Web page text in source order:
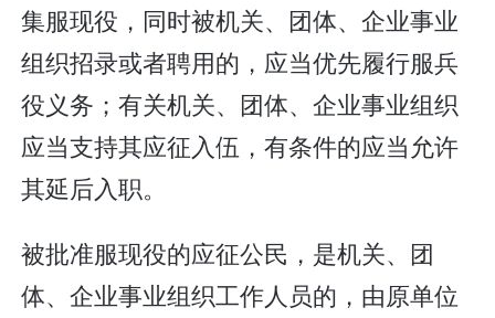
集服现役，同时被机关、团体、企业事业
组织招录或者聘用的，应当优先履行服兵
役义务；有关机关、团体、企业事业组织
应当支持其应征入伍，有条件的应当允许
其延后入职。
被批准服现役的应征公民，是机关、团
体、企业事业组织工作人员的，由原单位